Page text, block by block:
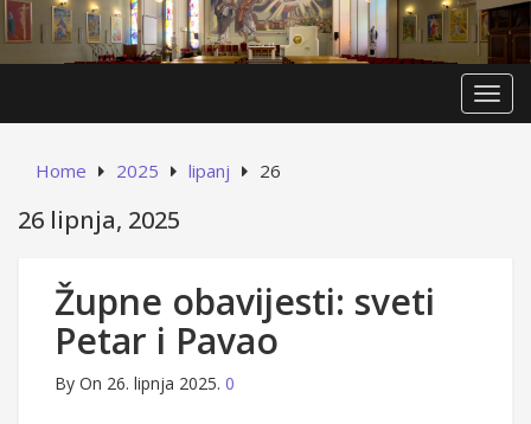
Home 2025 lipanj 26
26 lipnja, 2025
Župne obavijesti: sveti
Petar i Pavao
By On 26. lipnja 2025. 0